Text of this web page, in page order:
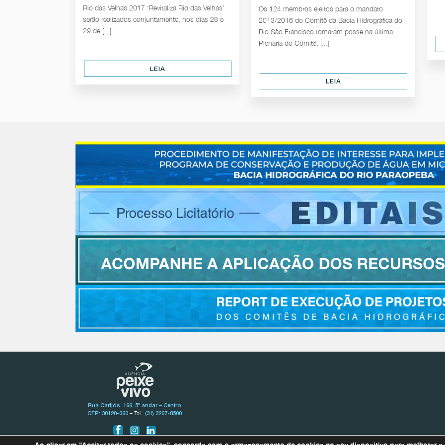
Rio das Velhas 2017 ‘Revitaliza Rio das Velhas’
serão realizados conjuntamente, nos dias 28 e
29 de [...]
LEIA
Os 124 membros eleitos para o mandato
2013/2016 do Comitê da Bacia Hidrográfica do
Rio São Francisco tomaram posse na última
Plenária do Comitê, [...]
LEIA
Rua Carijós, 166, 5º andar – Centro
CEP: 30120-060– Tel.: (31) 3207-8500